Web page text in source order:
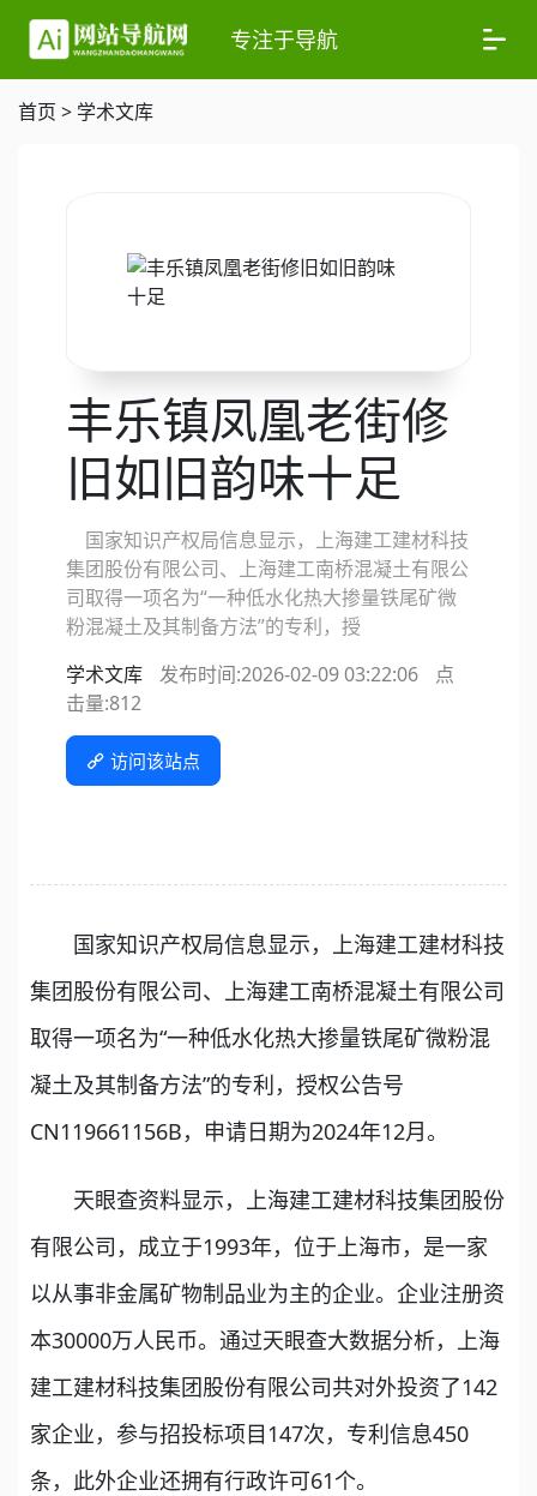
专注于导航
首页 > 学术文库
丰乐镇凤凰老街修
旧如旧韵味十足
国家知识产权局信息显示，上海建工建材科技
集团股份有限公司、上海建工南桥混凝土有限公
司取得一项名为“一种低水化热大掺量铁尾矿微
粉混凝土及其制备方法”的专利，授
学术文库
发布时间:2026-02-09 03:22:06
点
击量:812
访问该站点
国家知识产权局信息显示，上海建工建材科技
集团股份有限公司、上海建工南桥混凝土有限公司
取得一项名为“一种低水化热大掺量铁尾矿微粉混
凝土及其制备方法”的专利，授权公告号
CN119661156B，申请日期为2024年12月。
天眼查资料显示，上海建工建材科技集团股份
有限公司，成立于1993年，位于上海市，是一家
以从事非金属矿物制品业为主的企业。企业注册资
本30000万人民币。通过天眼查大数据分析，上海
建工建材科技集团股份有限公司共对外投资了142
家企业，参与招投标项目147次，专利信息450
条，此外企业还拥有行政许可61个。